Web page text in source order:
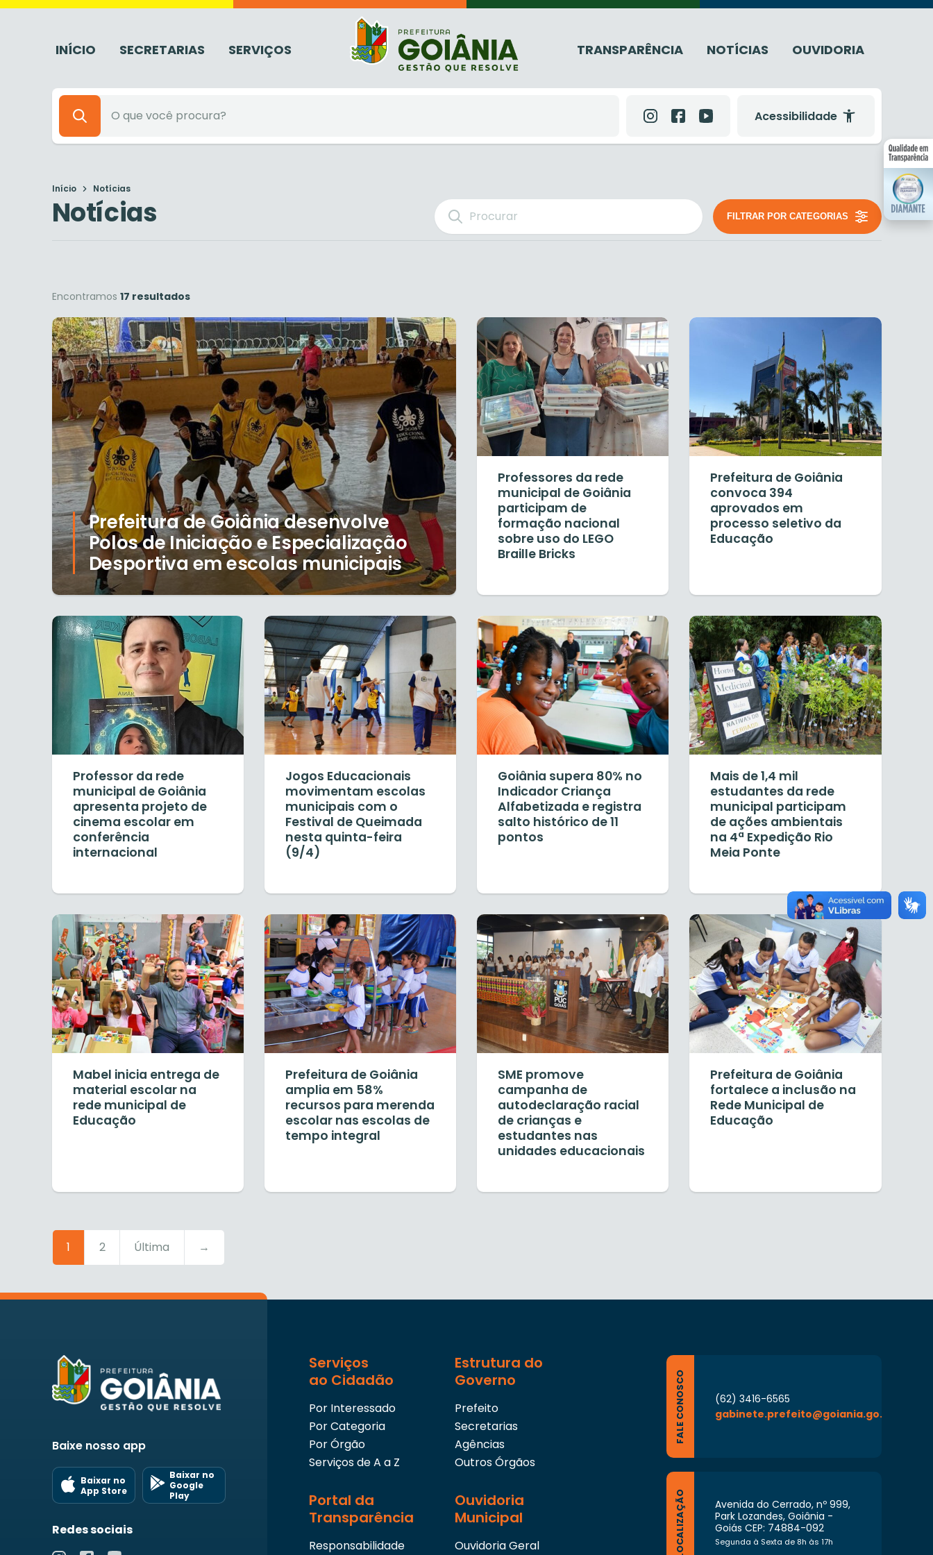
INÍCIO SECRETARIAS SERVIÇOS TRANSPARÊNCIA NOTÍCIAS OUVIDORIA
Acessibilidade
Início Notícias
Notícias FILTRAR POR CATEGORIAS
Encontramos 17 resultados
Prefeitura de Goiânia desenvolve
Polos de Iniciação e Especialização
Desportiva em escolas municipais
Professores da rede
municipal de Goiânia
participam de
formação nacional
sobre uso do LEGO
Braille Bricks
Prefeitura de Goiânia
convoca 394
aprovados em
processo seletivo da
Educação
Professor da rede
municipal de Goiânia
apresenta projeto de
cinema escolar em
conferência
internacional
Jogos Educacionais
movimentam escolas
municipais com o
Festival de Queimada
nesta quinta-feira
(9/4)
Goiânia supera 80% no
Indicador Criança
Alfabetizada e registra
salto histórico de 11
pontos
Mais de 1,4 mil
estudantes da rede
municipal participam
de ações ambientais
na 4ª Expedição Rio
Meia Ponte
Mabel inicia entrega de
material escolar na
rede municipal de
Educação
Prefeitura de Goiânia
amplia em 58%
recursos para merenda
escolar nas escolas de
tempo integral
SME promove
campanha de
autodeclaração racial
de crianças e
estudantes nas
unidades educacionais
Prefeitura de Goiânia
fortalece a inclusão na
Rede Municipal de
Educação
1 2 Última →
Baixe nosso app
Baixar no
App Store
Baixar no
Google
Play
Redes sociais
Serviços
ao Cidadão
Por Interessado
Por Categoria
Por Órgão
Serviços de A a Z
Estrutura do
Governo
Prefeito
Secretarias
Agências
Outros Órgãos
Portal da
Transparência
Responsabilidade
Ouvidoria
Municipal
Ouvidoria Geral
FALE CONOSCO
(62) 3416-6565
gabinete.prefeito@goiania.go.gov.br
LOCALIZAÇÃO
Avenida do Cerrado, nº 999,
Park Lozandes, Goiânia -
Goiás CEP: 74884-092
Segunda à Sexta de 8h às 17h